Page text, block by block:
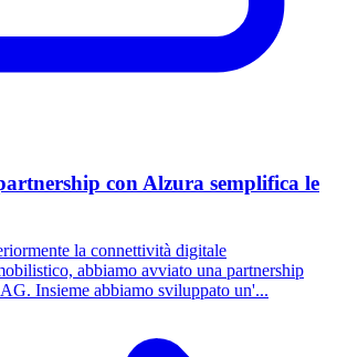
con Alzura semplifica le
la connettività digitale
abbiamo avviato una partnership
Insieme abbiamo sviluppato un'...